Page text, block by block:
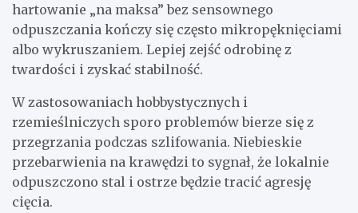
hartowanie „na maksa” bez sensownego
odpuszczania kończy się często mikropęknięciami
albo wykruszaniem. Lepiej zejść odrobinę z
twardości i zyskać stabilność.
W zastosowaniach hobbystycznych i
rzemieślniczych sporo problemów bierze się z
przegrzania podczas szlifowania. Niebieskie
przebarwienia na krawędzi to sygnał, że lokalnie
odpuszczono stal i ostrze będzie tracić agresję
cięcia.